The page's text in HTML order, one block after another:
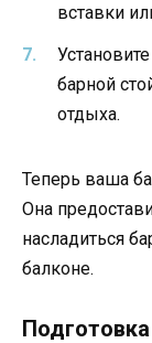
вставки
барной
отдыха.
Теперь ваша
Она
насладиться
балконе.